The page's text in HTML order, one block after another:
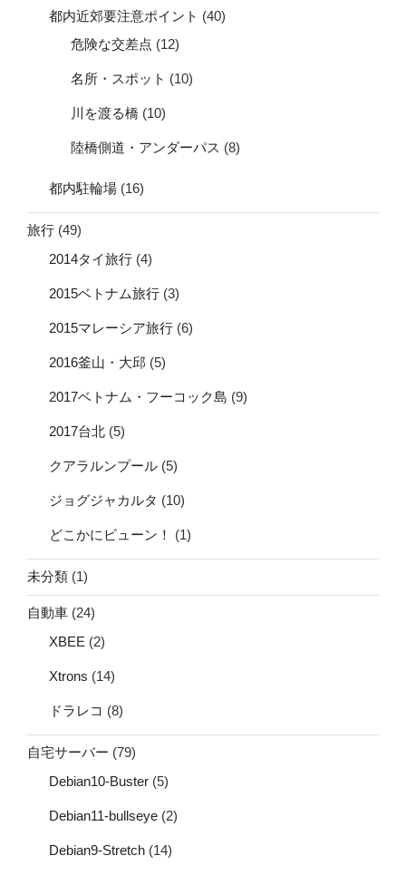
都内近郊要注意ポイント (40)
危険な交差点 (12)
名所・スポット (10)
川を渡る橋 (10)
陸橋側道・アンダーパス (8)
都内駐輪場 (16)
旅行 (49)
2014タイ旅行 (4)
2015ベトナム旅行 (3)
2015マレーシア旅行 (6)
2016釜山・大邱 (5)
2017ベトナム・フーコック島 (9)
2017台北 (5)
クアラルンプール (5)
ジョグジャカルタ (10)
どこかにビューン！ (1)
未分類 (1)
自動車 (24)
XBEE (2)
Xtrons (14)
ドラレコ (8)
自宅サーバー (79)
Debian10-Buster (5)
Debian11-bullseye (2)
Debian9-Stretch (14)